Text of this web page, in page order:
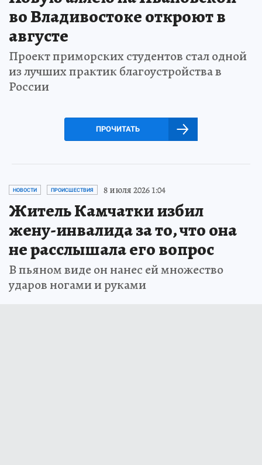
во Владивостоке откроют в
августе
Проект приморских студентов стал одной
из лучших практик благоустройства в
России
ПРОЧИТАТЬ
НОВОСТИ ПРОИСШЕСТВИЯ 8 июля 2026 1:04
Житель Камчатки избил
жену-инвалида за то, что она
не расслышала его вопрос
В пьяном виде он нанес ей множество
ударов ногами и руками